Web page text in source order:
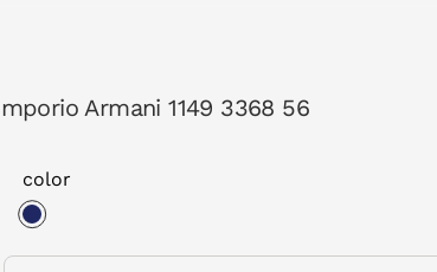
Armani 1149 3368 56
color